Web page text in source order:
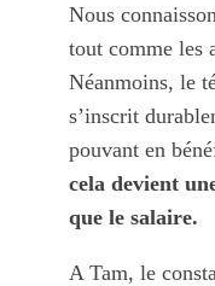
Nous
tout comme les
Néanmoins, le
s’inscrit
pouvant en
cela devient
que le salaire.
A Tam, le